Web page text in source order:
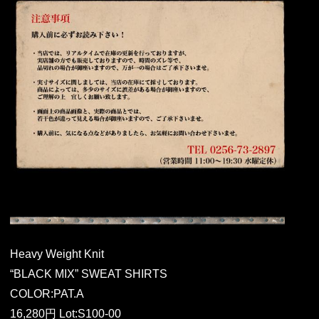
Heavy Weight Knit
“BLACK MIX” SWEAT SHIRTS
COLOR:PAT.A
16,280円 Lot:S100-00